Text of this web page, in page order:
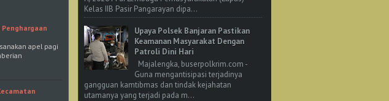
apel pagi
Kelas IIB Pasir Pangarayan dipa...
Upaya Polsek Banjaran Pastikan
Keamanan Masyarakat Dengan
Patroli Dini Hari
Majalengka, buserpolkrim.com -
Guna mengantisipasi terjadinya
gangguan kamtibmas dan tindak kejahatan
utamanya yang terjadi pada m...